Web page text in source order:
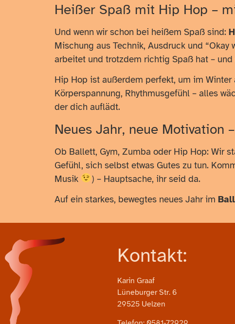
Heißer Spaß mit Hip Hop –
Und wenn wir schon bei heißem Spaß sind:
Mischung aus Technik, Ausdruck und
arbeitet und trotzdem richtig Spaß hat –
Hip Hop ist außerdem perfekt, um im
Körperspannung, Rhythmusgefühl – alles
der dich auflädt.
Neues Jahr, neue Motivation
Ob Ballett, Gym, Zumba oder Hip Hop: Wir
Gefühl, sich selbst etwas Gutes zu tun.
Musik
) – Hauptsache, ihr seid da.
Auf ein starkes, bewegtes neues Jahr im
Kontakt:
Karin Graaf
Lüneburger Str. 6
29525 Uelzen